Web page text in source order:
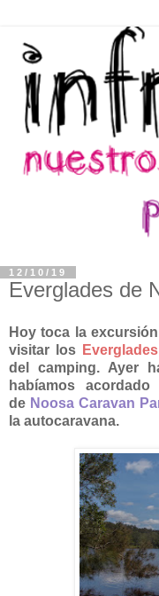
12/10/19
Everglades de
Hoy toca la
visitar los
del camping. Ayer
habíamos
de Noosa Caravan
la autocaravana.